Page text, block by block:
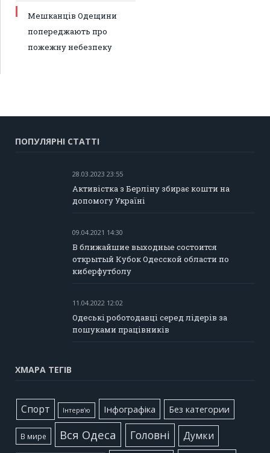
Мешканців Одещини
попереджають про
пожежну небезпеку
ПОПУЛЯРНІ СТАТТІ
28.03.2023 23:55
Активістка з Берліну збирає кошти на
допомогу Україні
09.04.2021 14:30
В ближайшие выходные состоится
открытый Кубок Одесской области по
киберфутболу
11.04.2022 12:02
Одеські роботодавці серед лідерів за
пошуками працівників
ХМАРА ТЕГІВ
Cпорт Інтерв'ю Інфографіка Без категории
В мире Вся Одеса Головні Думки